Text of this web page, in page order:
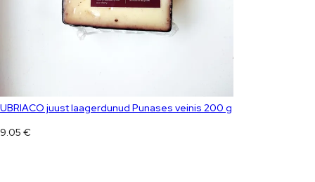
UBRIACO juust laagerdunud Punases veinis 200 g
9.05 €